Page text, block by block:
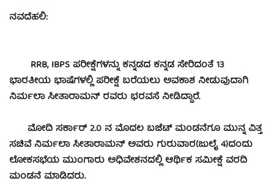
ನವದೆಹಲಿ:
RRB, IBPS ಪರೀಕ್ಷೆಗಳನ್ನು ಕನ್ನಡದ ಕನ್ನಡ ಸೇರಿದಂತೆ 13
ಭಾರತೀಯ ಭಾಷೆಗಳಲ್ಲಿ ಪರೀಕ್ಷೆ ಬರೆಯಲು ಅವಕಾಶ ನೀಡುವುದಾಗಿ
ನಿರ್ಮಲಾ ಸೀತಾರಾಮನ್ ರವರು ಭರವಸೆ ನೀಡಿದ್ದಾರೆ.
ಮೋದಿ ಸರ್ಕಾರ್ 2.0 ನ ಮೊದಲ ಬಜೆಟ್ ಮಂಡನೆಗೂ ಮುನ್ನ ವಿತ್ತ
ಸಚಿವೆ ನಿರ್ಮಲಾ ಸೀತಾರಾಮನ್ ಅವರು ಗುರುವಾರ(ಜುಲೈ 4)ದಂದು
ಲೋಕಸಭೆಯ ಮುಂಗಾರು ಅಧಿವೇಶನದಲ್ಲಿ ಆರ್ಥಿಕ ಸಮೀಕ್ಷೆ ವರದಿ
ಮಂಡನೆ ಮಾಡಿದರು.